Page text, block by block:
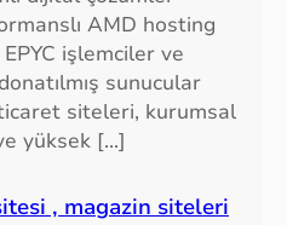
AMD hosting
işlemciler ve
sunucular
siteleri, kurumsal
yüksek […]
, magazin siteleri